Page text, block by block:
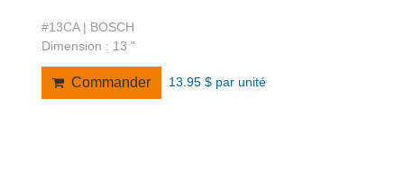
#13CA | BOSCH
Dimension : 13 "
Commander 13.95 $ par unité